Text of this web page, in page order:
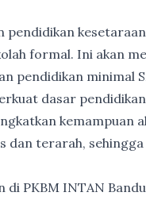
pendidikan
formal. Ini akan
pendidikan minimal
dasar
kemampuan
dan terarah,
PKBM INTAN